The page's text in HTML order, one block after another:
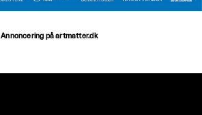
Annoncering på artmatter.dk